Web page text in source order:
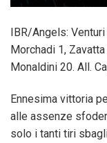
IBR/Angels:
Morchadi 1,
Monaldini 20. All.
Ennesima vittoria
alle assenze
solo i tanti tiri